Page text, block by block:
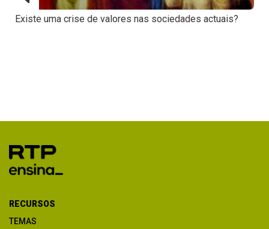
Existe uma crise de valores nas sociedades actuais?
RECURSOS
TEMAS